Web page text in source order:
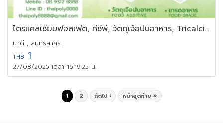
ไตรแคลเซียมฟอสเฟต, ทีซีพี, วัตถุเจือปนอาหาร, Tricalcium Phosphate
นาดี , สมุทรสาคร
THB 1
27/08/2025 เวลา 16:19:25 น.
1 2 ถัดไป › หน้าสุดท้าย »